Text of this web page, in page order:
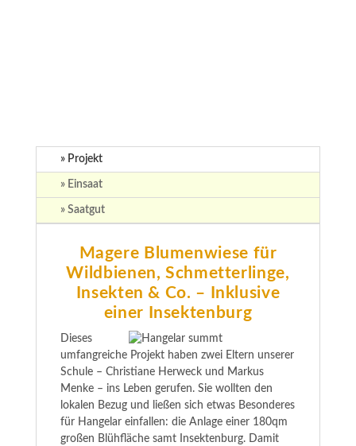
» Projekt
» Einsaat
» Saatgut
Magere Blumenwiese für
Wildbienen, Schmetterlinge,
Insekten & Co. –
Inklusive
einer Insektenburg
Dieses
umfangreiche Projekt haben zwei Eltern unserer
Schule – Christiane Herweck und Markus
Menke – ins Leben gerufen. Sie wollten den
lokalen Bezug und ließen sich etwas Besonderes
für Hangelar einfallen: die Anlage einer 180qm
großen Blühfläche samt Insektenburg. Damit